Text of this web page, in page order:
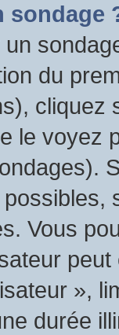
sondage
du
cliquez
le voyez
Vous
»,
durée